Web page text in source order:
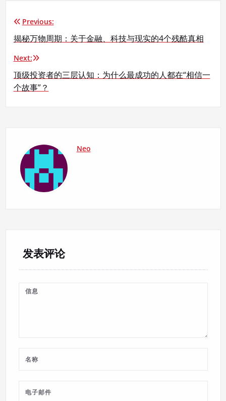
文
章
导
航
Previous:
揭秘万物周期：关于金融、科技与现实的4个残酷真相
Next:
顶级投资者的三层认知：为什么最成功的人都在“相信一
个故事”？
Neo
发表评论